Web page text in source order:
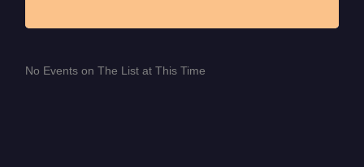
No Events on The List at This Time